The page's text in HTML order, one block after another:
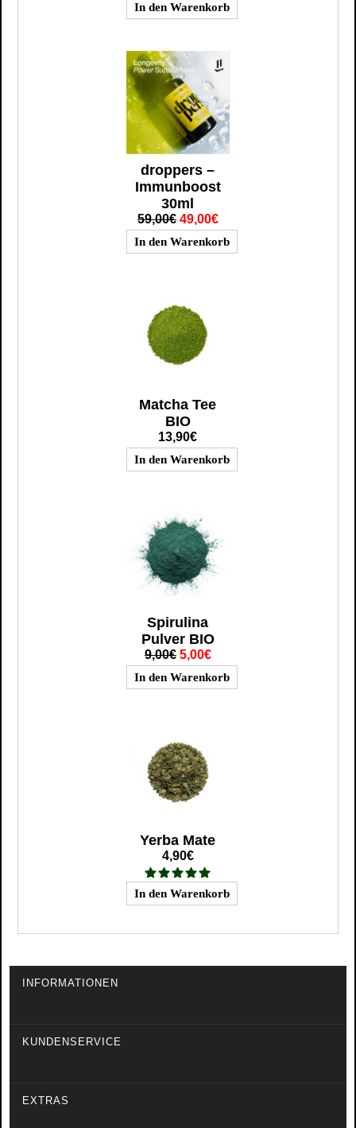
droppers –
Immunboost
30ml
59,00€ 49,00€
Matcha Tee
BIO
13,90€
Spirulina
Pulver BIO
9,00€ 5,00€
Yerba Mate
4,90€
INFORMATIONEN
KUNDENSERVICE
EXTRAS